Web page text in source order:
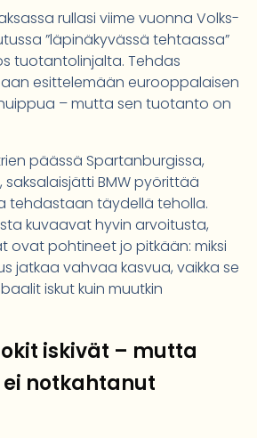
rullasi viime vuonna Volks­
”läpinäkyvässä tehtaassa”
tuotantolinjalta. Tehdas
esittelemään eurooppalaisen
– mutta sen tuotanto on
päässä Spartanburgissa,
BMW pyörittää
tehdastaan täydellä teholla.
kuvaavat hyvin arvoitusta,
ovat pohtineet jo pitkään: miksi
jatkaa vahvaa kasvua, vaikka se
iskut kuin muutkin
iskivät – mutta
notkahtanut